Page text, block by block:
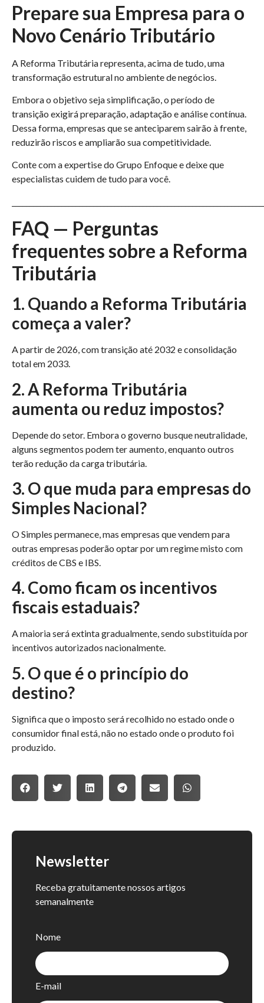
Prepare sua Empresa para o
Novo Cenário Tributário
A Reforma Tributária representa, acima de tudo, uma
transformação estrutural no ambiente de negócios.
Embora o objetivo seja simplificação, o período de
transição exigirá preparação, adaptação e análise contínua.
Dessa forma, empresas que se anteciparem sairão à frente,
reduzirão riscos e ampliarão sua competitividade.
Conte com a expertise do Grupo Enfoque e deixe que
especialistas cuidem de tudo para você.
FAQ — Perguntas
frequentes sobre a Reforma
Tributária
1. Quando a Reforma Tributária
começa a valer?
A partir de 2026, com transição até 2032 e consolidação
total em 2033.
2. A Reforma Tributária
aumenta ou reduz impostos?
Depende do setor. Embora o governo busque neutralidade,
alguns segmentos podem ter aumento, enquanto outros
terão redução da carga tributária.
3. O que muda para empresas do
Simples Nacional?
O Simples permanece, mas empresas que vendem para
outras empresas poderão optar por um regime misto com
créditos de CBS e IBS.
4. Como ficam os incentivos
fiscais estaduais?
A maioria será extinta gradualmente, sendo substituída por
incentivos autorizados nacionalmente.
5. O que é o princípio do
destino?
Significa que o imposto será recolhido no estado onde o
consumidor final está, não no estado onde o produto foi
produzido.
Newsletter
Receba gratuitamente nossos artigos
semanalmente
Nome
E-mail